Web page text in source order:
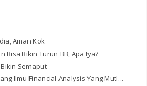
Aman Kok
Bisa Bikin Turun BB, Apa Iya?
Semaput
Ilmu Financial Analysis Yang Mutl...